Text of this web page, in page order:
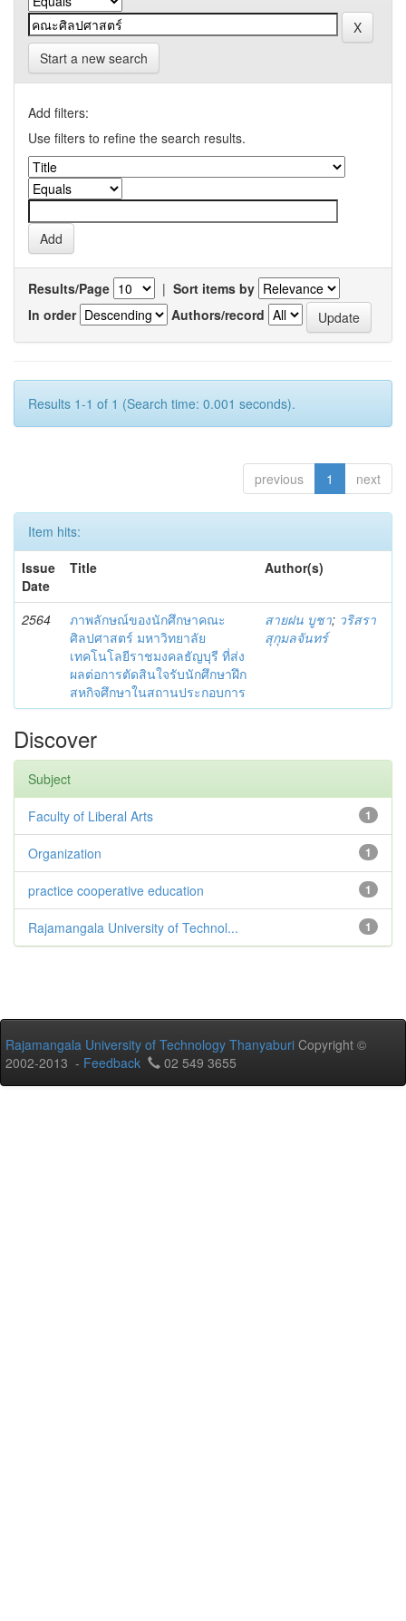
Start a new search
Add filters:
Use filters to refine the search results.
Results/Page | Sort items by
In order
Authors/record
Results 1-1 of 1 (Search time: 0.001 seconds).
previous 1 next
Item hits:
Issue
Date
Title Author(s)
2564
ภาพลักษณ์ของนักศึกษาคณะ
ศิลปศาสตร์ มหาวิทยาลัย
เทคโนโลยีราชมงคลธัญบุรี ที่ส่ง
ผลต่อการตัดสินใจรับนักศึกษาฝึก
สหกิจศึกษาในสถานประกอบการ
สายฝน บูชา; วริสรา
สุกุมลจันทร์
Discover
Subject
1
Faculty of Liberal Arts
1
Organization
1
practice cooperative education
1
Rajamangala University of Technol...
Rajamangala University of Technology Thanyaburi Copyright ©
2002-2013 - Feedback 02 549 3655